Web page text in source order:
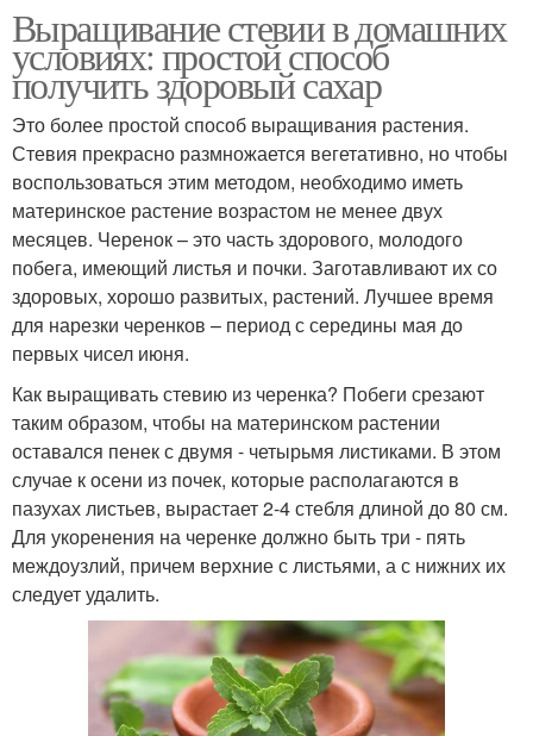
Выращивание стевии в домашних
условиях: простой способ
получить здоровый сахар
Это более простой способ выращивания растения.
Стевия прекрасно размножается вегетативно, но чтобы
воспользоваться этим методом, необходимо иметь
материнское растение возрастом не менее двух
месяцев. Черенок – это часть здорового, молодого
побега, имеющий листья и почки. Заготавливают их со
здоровых, хорошо развитых, растений. Лучшее время
для нарезки черенков – период с середины мая до
первых чисел июня.
Как выращивать стевию из черенка? Побеги срезают
таким образом, чтобы на материнском растении
оставался пенек с двумя - четырьмя листиками. В этом
случае к осени из почек, которые располагаются в
пазухах листьев, вырастает 2-4 стебля длиной до 80 см.
Для укоренения на черенке должно быть три - пять
междоузлий, причем верхние с листьями, а с нижних их
следует удалить.